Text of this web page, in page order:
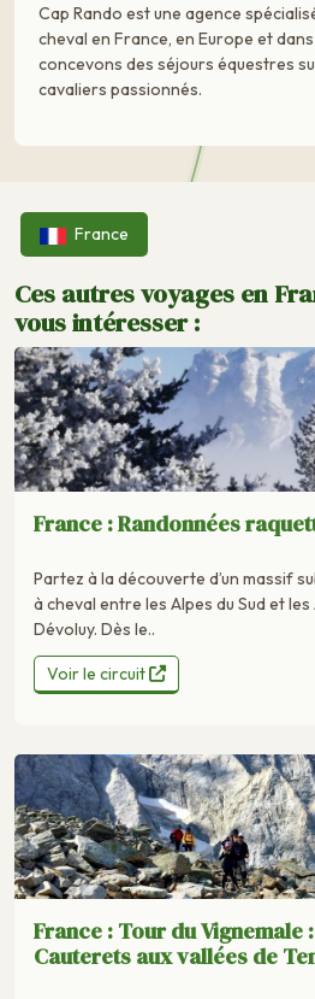
Cap Rando est une agence
cheval en France, en Europe et
concevons des séjours équestres
cavaliers passionnés.
France
Ces autres voyages en
vous intéresser :
France : Randonnées
Partez à la découverte d’un massif
à cheval entre les Alpes du Sud et les
Dévoluy. Dès le..
Voir le circuit
France : Tour du Vignemale
Cauterets aux vallées de